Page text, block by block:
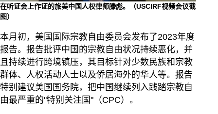
在听证会上作证的旅美中国人权律师滕彪。（USCIRF视频会议截
图）
本月初，美国国际宗教自由委员会发布了2023年度
报告。报告批评中国的宗教自由状况持续恶化，并
且持续进行跨境镇压，其目标针对少数民族和宗教
群体、人权活动人士以及侨居海外的华人等。报告
特别建议美国国务院，把中国继续列入践踏宗教自
由最严重的"特别关注国"（CPC）。